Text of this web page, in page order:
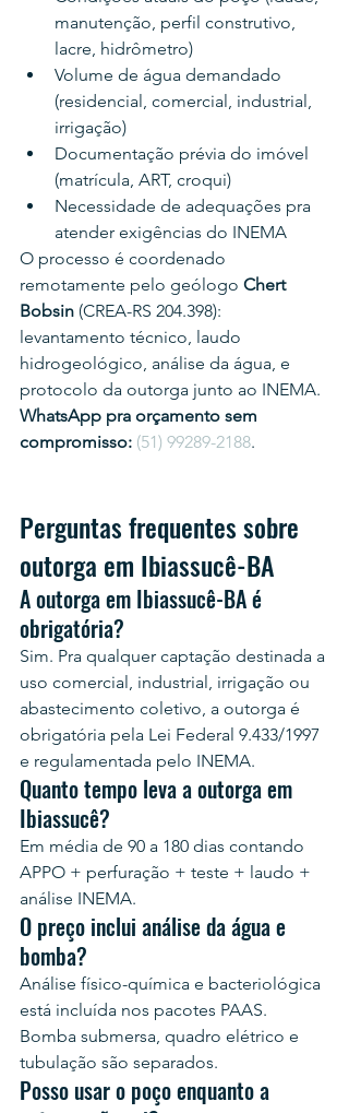
manutenção, perfil construtivo,
lacre, hidrômetro)
Volume de água demandado
(residencial, comercial, industrial,
irrigação)
Documentação prévia do imóvel
(matrícula, ART, croqui)
Necessidade de adequações pra
atender exigências do INEMA
O processo é coordenado
remotamente pelo geólogo Chert
Bobsin (CREA-RS 204.398):
levantamento técnico, laudo
hidrogeológico, análise da água, e
protocolo da outorga junto ao INEMA.
WhatsApp pra orçamento sem
compromisso: (51) 99289-2188.
Perguntas frequentes sobre
outorga em Ibiassucê-BA
A outorga em Ibiassucê-BA é
obrigatória?
Sim. Pra qualquer captação destinada a
uso comercial, industrial, irrigação ou
abastecimento coletivo, a outorga é
obrigatória pela Lei Federal 9.433/1997
e regulamentada pelo INEMA.
Quanto tempo leva a outorga em
Ibiassucê?
Em média de 90 a 180 dias contando
APPO + perfuração + teste + laudo +
análise INEMA.
O preço inclui análise da água e
bomba?
Análise físico-química e bacteriológica
está incluída nos pacotes PAAS.
Bomba submersa, quadro elétrico e
tubulação são separados.
Posso usar o poço enquanto a